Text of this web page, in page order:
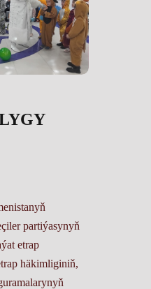
partiýasynyň
etrap
häkimliginiň,